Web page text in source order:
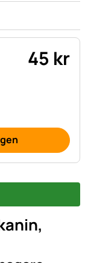
45 kr